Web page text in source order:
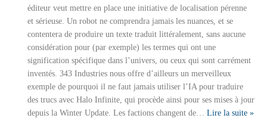
éditeur veut mettre en place une initiative de localisation pérenne
et sérieuse. Un robot ne comprendra jamais les nuances, et se
contentera de produire un texte traduit littéralement, sans aucune
considération pour (par exemple) les termes qui ont une
signification spécifique dans l’univers, ou ceux qui sont carrément
inventés. 343 Industries nous offre d’ailleurs un merveilleux
exemple de pourquoi il ne faut jamais utiliser l’IA pour traduire
des trucs avec Halo Infinite, qui procède ainsi pour ses mises à jour
depuis la Winter Update. Les factions changent de
Lire la suite »